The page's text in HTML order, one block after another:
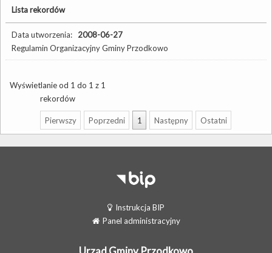
Lista rekordów
Data utworzenia: 2008-06-27
Regulamin Organizacyjny Gminy Przodkowo
Wyświetlanie od 1 do 1 z 1
rekordów
Pierwszy Poprzedni 1 Następny Ostatni
Instrukcja BIP
Panel administracyjny